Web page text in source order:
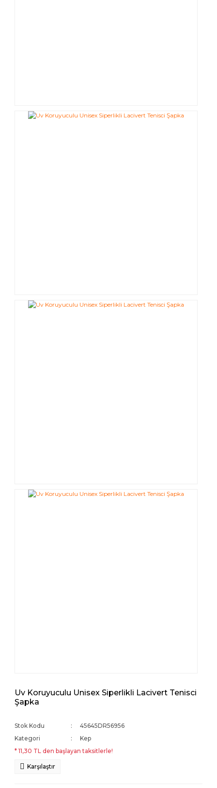
Uv Koruyuculu Unisex Siperlikli Lacivert Tenisci
Şapka
Stok Kodu
45645DR56956
Kategori
Kep
* 11,30 TL den başlayan taksitlerle!
Karşılaştır